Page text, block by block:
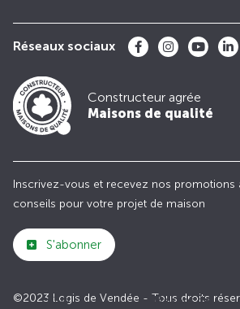
Club
Maisons de
Réseaux sociaux
Constructeur agrée
Maisons de qualité
Inscrivez-vous et recevez nos promotions
conseils pour votre projet de maison
S'abonner
©2023 Logis de Vendée - Tous droits